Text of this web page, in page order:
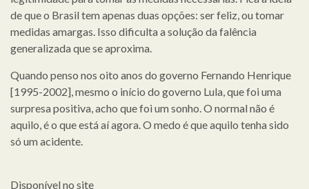
de que o Brasil tem apenas duas opções: ser feliz, ou tomar
medidas amargas. Isso dificulta a solução da falência
generalizada que se aproxima.
Quando penso nos oito anos do governo Fernando Henrique
[1995-2002], mesmo o início do governo Lula, que foi uma
surpresa positiva, acho que foi um sonho. O normal não é
aquilo, é o que está aí agora. O medo é que aquilo tenha sido
só um acidente.
Disponível no site